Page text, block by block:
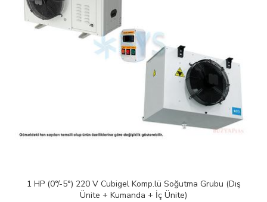
1 HP (0°/-5°) 220 V Cubigel Komp.lü Soğutma Grubu (Dış
Ünite + Kumanda + İç Ünite)